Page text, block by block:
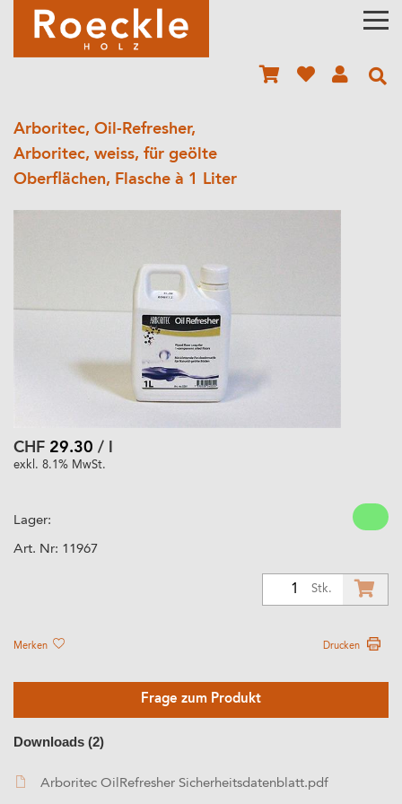
Arboritec, Oil-Refresher,
Arboritec, weiss, für geölte
Oberflächen, Flasche à 1 Liter
CHF 29.30 / l
exkl. 8.1% MwSt.
Lager:
Art. Nr: 11967
Stk.
Merken Drucken
Frage zum Produkt
Downloads (2)
Arboritec OilRefresher Sicherheitsdatenblatt.pdf